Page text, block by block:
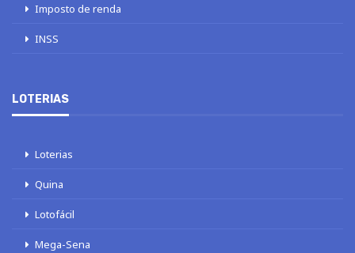
Imposto de renda
INSS
LOTERIAS
Loterias
Quina
Lotofácil
Mega-Sena